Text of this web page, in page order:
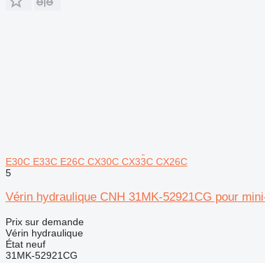
E30C E33C E26C CX30C CX33C CX26C
5
Vérin hydraulique CNH 31MK-52921CG pour
Prix sur demande
Vérin hydraulique
Étatneuf
31MK-52921CG